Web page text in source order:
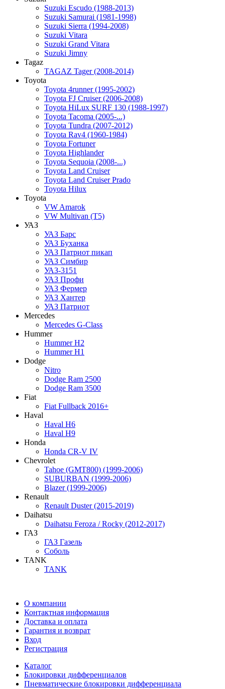
Suzuki Escudo (1988-2013)
Suzuki Samurai (1981-1998)
Suzuki Sierra (1994-2008)
Suzuki Vitara
Suzuki Grand Vitara
Suzuki Jimny
Tagaz
TAGAZ Tager (2008-2014)
Toyota
Toyota 4runner (1995-2002)
Toyota FJ Cruiser (2006-2008)
Toyota HiLux SURF 130 (1988-1997)
Toyota Tacoma (2005-...)
Toyota Tundra (2007-2012)
Toyota Rav4 (1960-1984)
Toyota Fortuner
Toyota Highlander
Toyota Sequoia (2008-...)
Toyota Land Cruiser
Toyota Land Cruiser Prado
Toyota Hilux
Toyota
VW Amarok
VW Multivan (T5)
УАЗ
УАЗ Барс
УАЗ Буханка
УАЗ Патриот пикап
УАЗ Симбир
УАЗ-3151
УАЗ Профи
УАЗ Фермер
УАЗ Хантер
УАЗ Патриот
Mercedes
Mercedes G-Class
Hummer
Hummer H2
Hummer H1
Dodge
Nitro
Dodge Ram 2500
Dodge Ram 3500
Fiat
Fiat Fullback 2016+
Haval
Haval H6
Haval H9
Honda
Honda CR-V IV
Chevrolet
Tahoe (GMT800) (1999-2006)
SUBURBAN (1999-2006)
Blazer (1999-2006)
Renault
Renault Duster (2015-2019)
Daihatsu
Daihatsu Feroza / Rocky (2012-2017)
ГАЗ
ГАЗ Газель
Соболь
TANK
TANK
О компании
Контактная информация
Доставка и оплата
Гарантия и возврат
Вход
Регистрация
Каталог
Блокировки дифференциалов
Пневматические блокировки дифференциала